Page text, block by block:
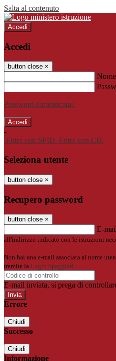
Salta al contenuto
Accedi
Accedi
button close ×
Password dimenticata?
-
Entra con SPID Entra con CIE
Seleziona utente
button close ×
Recupero password
button close ×
E-
all'indirizzo indicato con le istruzioni
Non hai una e-mail associata al nome
tramite la Login Spaggiari
E-mail inviata, si prega di
Errore
Chiudi
Successo
Chiudi
Informazione